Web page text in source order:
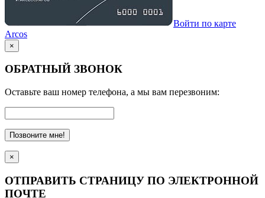
Войти по карте
Arcos
×
ОБРАТНЫЙ ЗВОНОК
Оставьте ваш номер телефона, а мы вам перезвоним:
Позвоните мне!
×
ОТПРАВИТЬ СТРАНИЦУ ПО ЭЛЕКТРОННОЙ
ПОЧТЕ